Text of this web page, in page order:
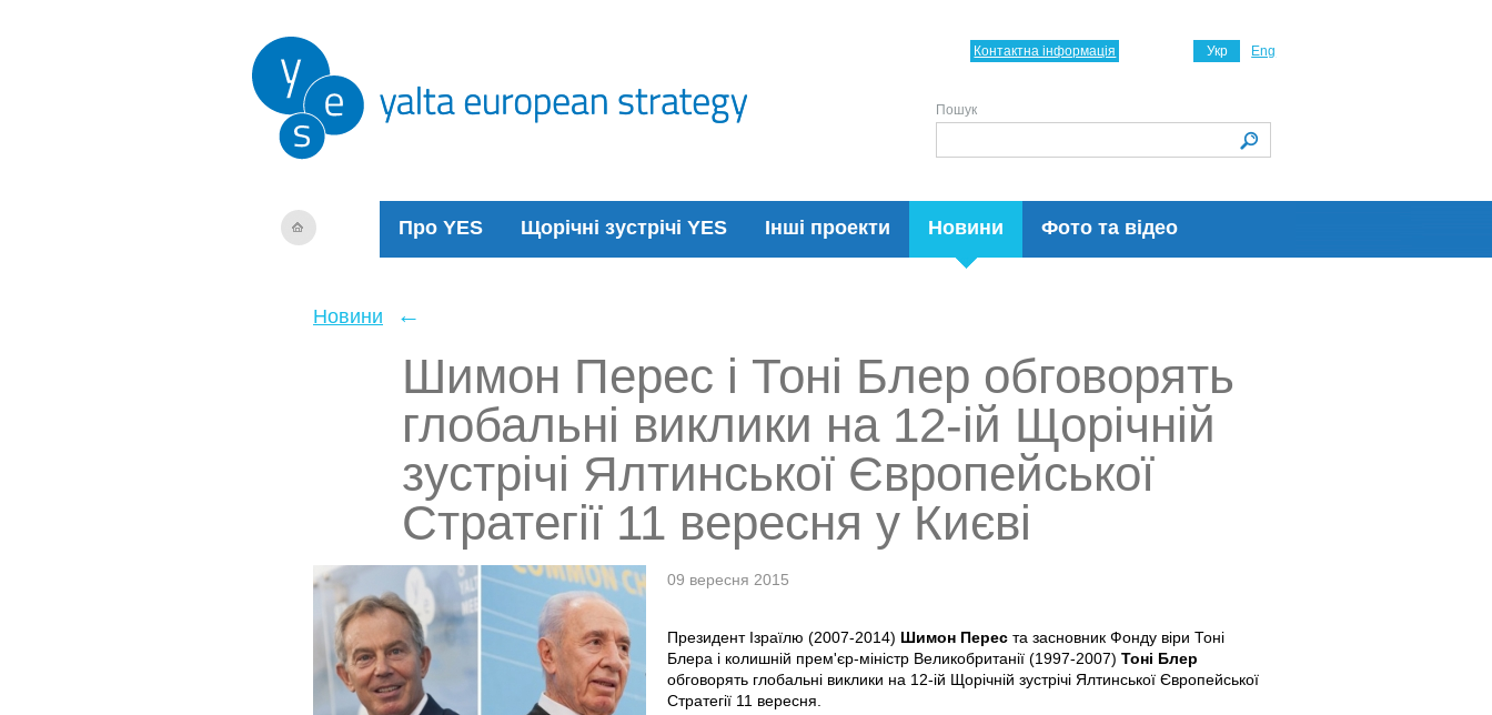
Про YES Щорічні зустрічі YES Інші проекти Новини Фото та відео
Укр Eng
Контактна інформація
Пошук
Новини ←
Шимон Перес і Тоні Блер обговорять
глобальні виклики на 12-ій Щорічній
зустрічі Ялтинської Європейської
Стратегії 11 вересня у Києві
09 вересня 2015
Президент Ізраїлю (2007-2014) Шимон Перес та засновник Фонду віри Тоні
Блера і колишній прем'єр-міністр Великобританії (1997-2007) Тоні Блер
обговорять глобальні виклики на 12-ій Щорічній зустрічі Ялтинської Європейської
Стратегії 11 вересня.